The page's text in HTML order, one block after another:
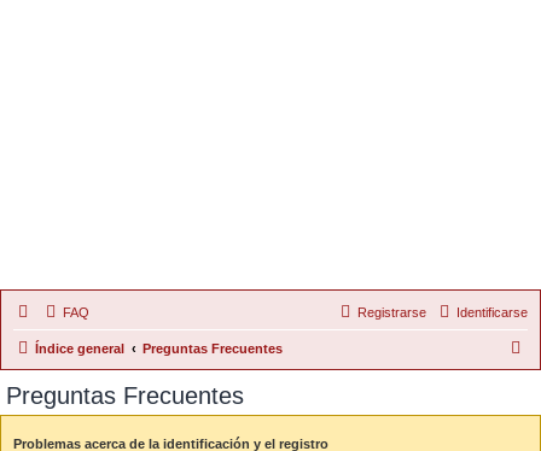
FAQ Identificarse
Registrarse
Índice general Preguntas Frecuentes
Preguntas Frecuentes
Problemas acerca de la identificación y el registro